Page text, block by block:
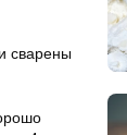
сварены